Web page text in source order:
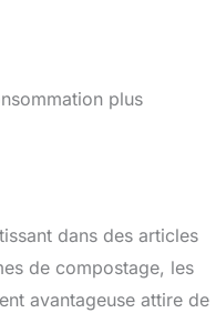
plus
dans des articles
de compostage, les
avantageuse attire de